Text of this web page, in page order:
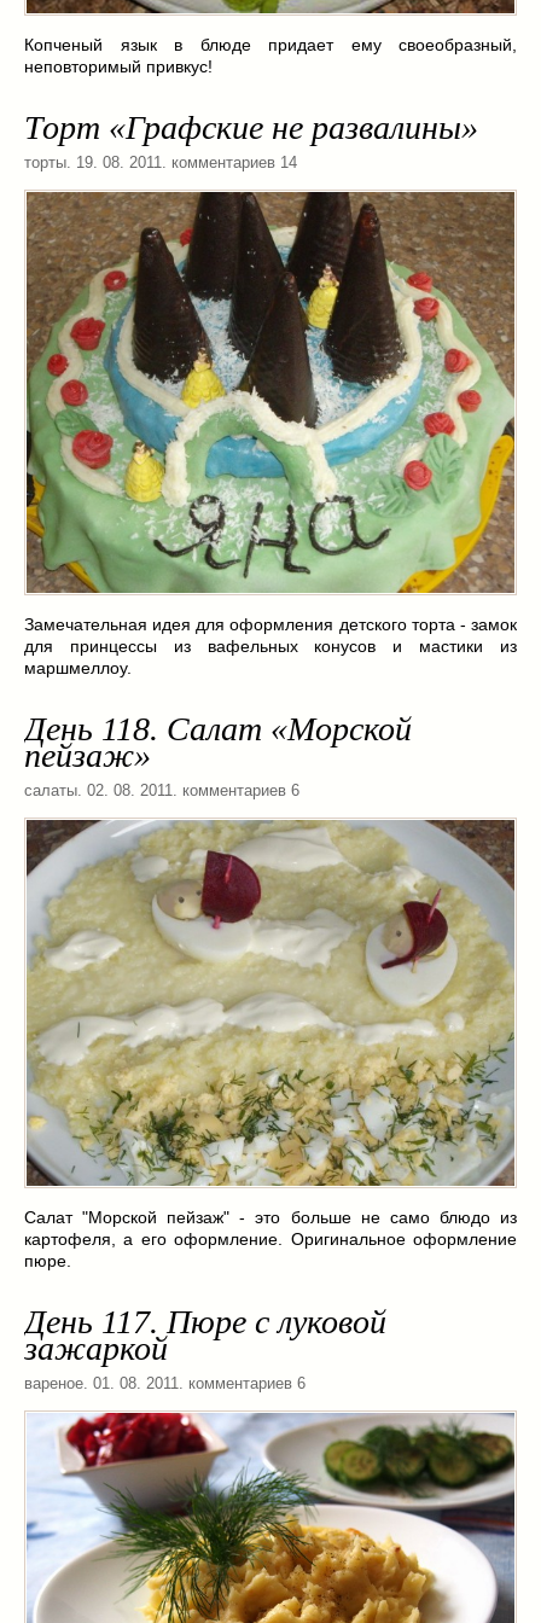
Заначка на зиму!(29)
Грибы
Напитки(3)
Сладкие заготовки(10)
Поговорим о(19)
конкурсы(7)
продуктах(2)
разном(9)
Постные рецепты
(8)
Праздничные блюда(21)
8 марта
(1)
День всех влюбленных(3)
мужские даты(1)
Новогоднее меню
(9)
Пасха(7)
Копченый язык в блюде придает ему своеобразный,
неповторимый привкус!
Торт «Графские не развалины»
торты. 19. 08. 2011. комментариев 14
Замечательная идея для оформления детского торта - замок
для принцессы из вафельных конусов и мастики из
маршмеллоу.
День 118. Салат «Морской
пейзаж»
салаты . 02. 08. 2011. комментариев 6
Cалат "Морской пейзаж" - это больше не само блюдо из
картофеля, а его оформление. Оригинальное оформление
пюре.
День 117. Пюре с луковой
зажаркой
вареное . 01. 08. 2011. комментариев 6